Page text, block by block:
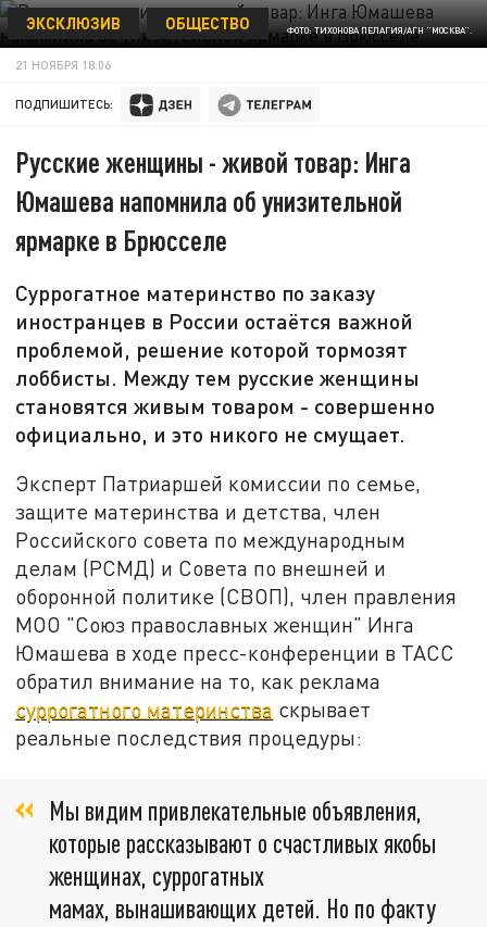
ФОТО: ТИХОНОВА ПЕЛАГИЯ/АГН "МОСКВА".
ЭКСКЛЮЗИВ ОБЩЕСТВО
21 НОЯБРЯ 18:06
ПОДПИШИТЕСЬ:
Русские женщины - живой товар: Инга
Юмашева напомнила об унизительной
ярмарке в Брюсселе
Суррогатное материнство по заказу
иностранцев в России остаётся важной
проблемой, решение которой тормозят
лоббисты. Между тем русские женщины
становятся живым товаром - совершенно
официально, и это никого не смущает.
Эксперт Патриаршей комиссии по семье,
защите материнства и детства, член
Российского совета по международным
делам (РСМД) и Совета по внешней и
оборонной политике (СВОП), член правления
МОО "Союз православных женщин" Инга
Юмашева в ходе пресс-конференции в ТАСС
обратил внимание на то, как реклама
суррогатного материнства скрывает
реальные последствия процедуры:
Мы видим привлекательные объявления,
которые рассказывают о счастливых якобы
женщинах, суррогатных
мамах, вынашивающих детей. Но по факту